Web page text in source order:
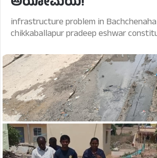
infrastructure problem in
chikkaballapur pradeep eshwar